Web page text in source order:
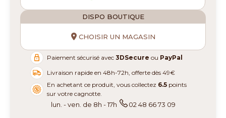
DISPO BOUTIQUE
CHOISIR UN MAGASIN
Paiement sécurisé avec3DSecure ou PayPal
Livraison rapide en 48h-72h, offerte dès 49€
En achetant ce produit, vous collectez 6.5 points
sur votre cagnotte.
lun. - ven. de 8h - 17h 02 48 66 73 09